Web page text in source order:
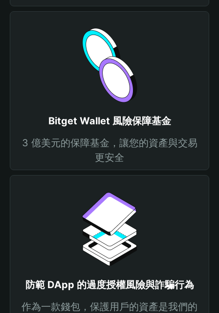
Bitget Wallet 風險保障基金
3 億美元的保障基金，讓您的資產與交易
更安全
防範 DApp 的過度授權風險與詐騙行為
作為一款錢包，保護用戶的資產是我們的